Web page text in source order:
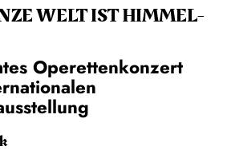
WELT IST HIMMEL­
Operettenkonzert